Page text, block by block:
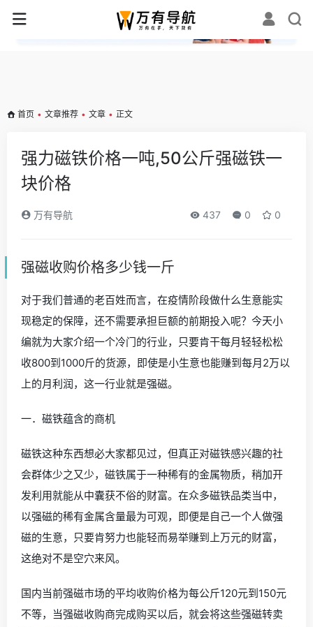
✕
首页 • 文章推荐 • 文章 • 正文
强力磁铁价格一吨,50公斤强磁铁一
块价格
万有导航 437 0 0
强磁收购价格多少钱一斤
对于我们普通的老百姓而言，在疫情阶段做什么生意能实
现稳定的保障，还不需要承担巨额的前期投入呢？今天小
编就为大家介绍一个冷门的行业，只要肯干每月轻轻松松
收800到1000斤的货源，即使是小生意也能赚到每月2万以
上的月利润，这一行业就是强磁。
一．磁铁蕴含的商机
磁铁这种东西想必大家都见过，但真正对磁铁感兴趣的社
会群体少之又少，磁铁属于一种稀有的金属物质，稍加开
发利用就能从中囊获不俗的财富。在众多磁铁品类当中，
以强磁的稀有金属含量最为可观，即便是自己一个人做强
磁的生意，只要肯努力也能轻而易举赚到上万元的财富，
这绝对不是空穴来风。
国内当前强磁市场的平均收购价格为每公斤120元到150元
不等，当强磁收购商完成购买以后，就会将这些强磁转卖